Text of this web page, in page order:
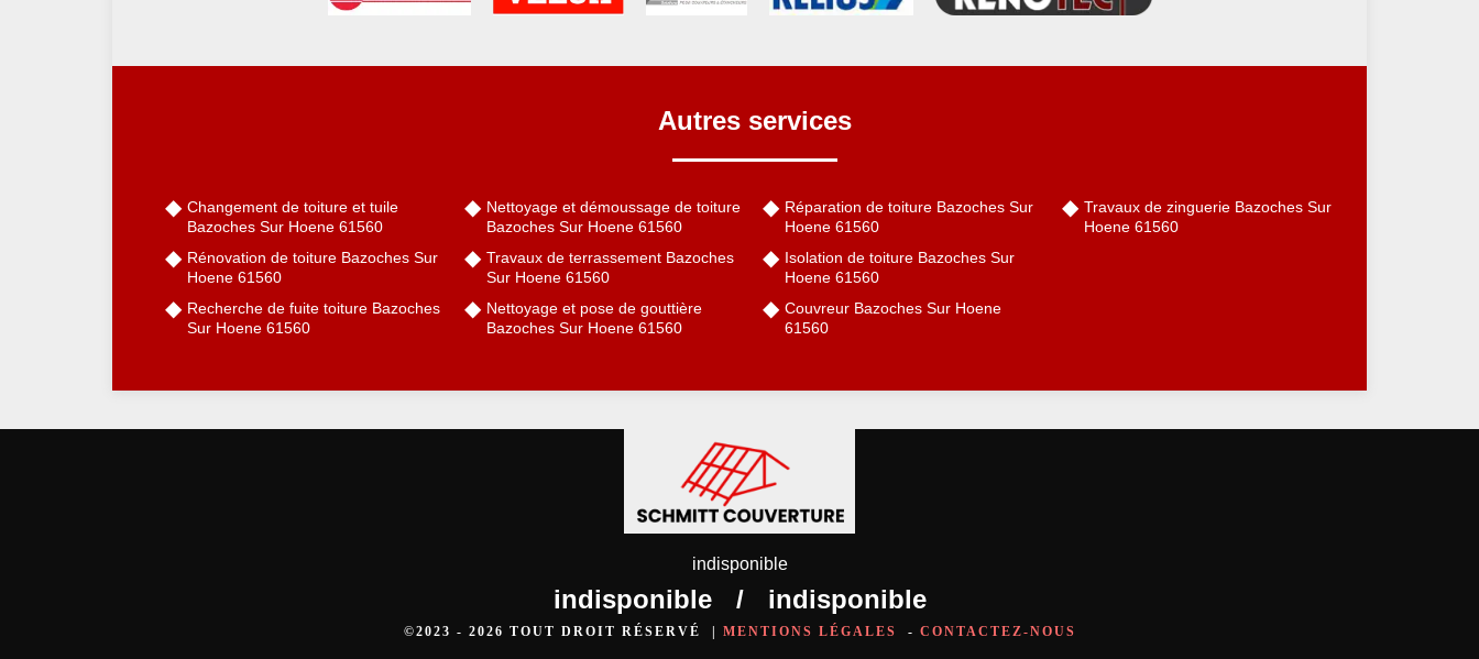
Autres services
Changement de toiture et tuile
Bazoches Sur Hoene 61560
Rénovation de toiture Bazoches Sur
Hoene 61560
Recherche de fuite toiture Bazoches
Sur Hoene 61560
Nettoyage et démoussage de toiture
Bazoches Sur Hoene 61560
Travaux de terrassement Bazoches
Sur Hoene 61560
Nettoyage et pose de gouttière
Bazoches Sur Hoene 61560
Réparation de toiture Bazoches Sur
Hoene 61560
Isolation de toiture Bazoches Sur
Hoene 61560
Couvreur Bazoches Sur Hoene
61560
Travaux de zinguerie Bazoches Sur
Hoene 61560
indisponible
indisponible / indisponible
©2023 - 2026 TOUT DROIT RÉSERVÉ | MENTIONS LÉGALES - CONTACTEZ-NOUS